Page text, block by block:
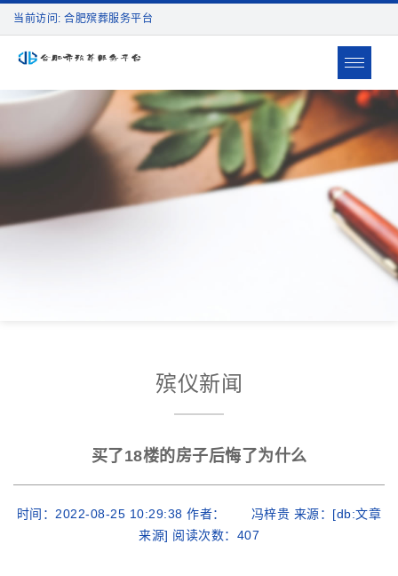
当前访问: 合肥殡葬服务平台
Toggle
殡仪新闻
买了18楼的房子后悔了为什么
时间：2022-08-25 10:29:38 作者： 冯梓贵 来源：[db:文章
来源] 阅读次数： 407